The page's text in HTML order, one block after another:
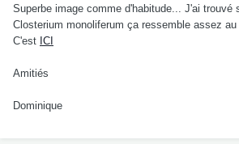
Superbe image comme d'habitude... J'ai trouvé
Closterium monoliferum ça ressemble assez au
C'est ICI
Amitiés
Dominique